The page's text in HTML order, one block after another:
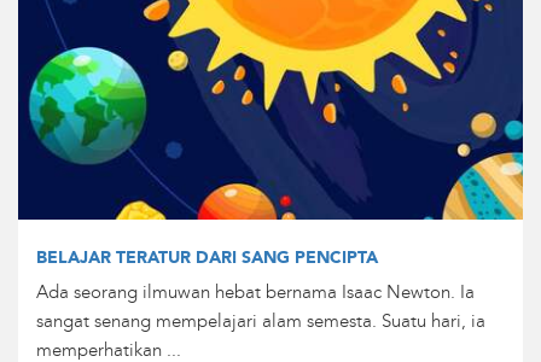
BELAJAR TERATUR DARI SANG PENCIPTA
Ada seorang ilmuwan hebat bernama Isaac Newton. Ia
sangat senang mempelajari alam semesta. Suatu hari, ia
memperhatikan ...